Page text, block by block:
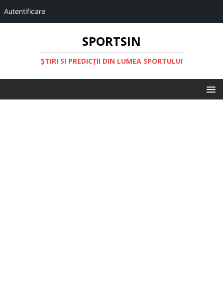
Autentificare
SPORTSIN
ŞTIRI SI PREDICŢII DIN LUMEA SPORTULUI